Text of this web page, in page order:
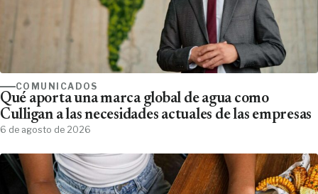
COMUNICADOS
Qué aporta una marca global de agua como
Culligan a las necesidades actuales de las empresas
6 de agosto de 2026